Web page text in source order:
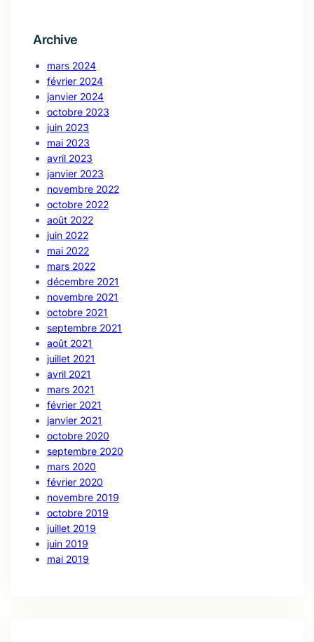
Archive
mars 2024
février 2024
janvier 2024
octobre 2023
juin 2023
mai 2023
avril 2023
janvier 2023
novembre 2022
octobre 2022
août 2022
juin 2022
mai 2022
mars 2022
décembre 2021
novembre 2021
octobre 2021
septembre 2021
août 2021
juillet 2021
avril 2021
mars 2021
février 2021
janvier 2021
octobre 2020
septembre 2020
mars 2020
février 2020
novembre 2019
octobre 2019
juillet 2019
juin 2019
mai 2019